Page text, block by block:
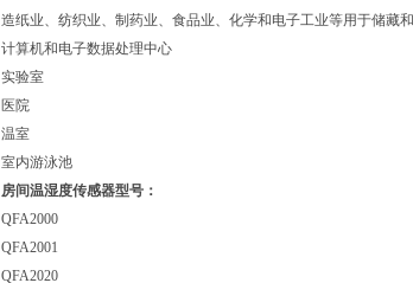
造纸业、纺织业、制药业、食品业、化学和电子工业等用于储藏
计算机和电子数据处理中心
实验室
医院
温室
室内游泳池
房间温湿度传感器型号：
QFA2000
QFA2001
QFA2020